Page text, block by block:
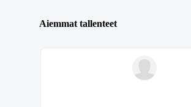
Aiemmat tallenteet